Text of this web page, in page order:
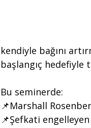
kendiyle bağını
başlangıç hedefiyle
Bu seminerde:
📌Marshall
📌Şefkati